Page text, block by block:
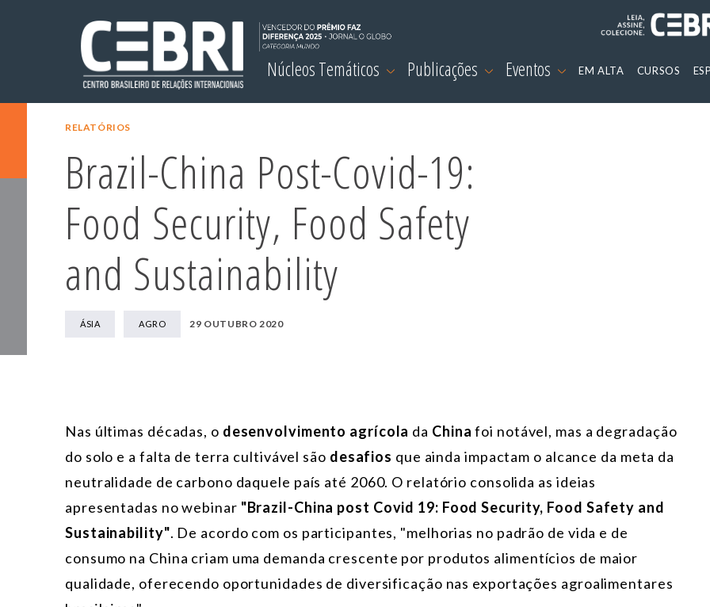
Núcleos Temáticos Publicações Eventos EM ALTA CURSOS
RELATÓRIOS
Brazil-China Post-Covid-19:
Food Security, Food Safety
and Sustainability
ÁSIA AGRO 29 OUTUBRO 2020
Nas últimas décadas, o desenvolvimento agrícola da China foi notável, mas a degradação
do solo e a falta de terra cultivável são desafios que ainda impactam o alcance da meta da
neutralidade de carbono daquele país até 2060. O relatório consolida as ideias
apresentadas no webinar "Brazil-China post Covid 19: Food Security, Food Safety and
Sustainability". De acordo com os participantes, "melhorias no padrão de vida e de
consumo na China criam uma demanda crescente por produtos alimentícios de maior
qualidade, oferecendo oportunidades de diversificação nas exportações agroalimentares